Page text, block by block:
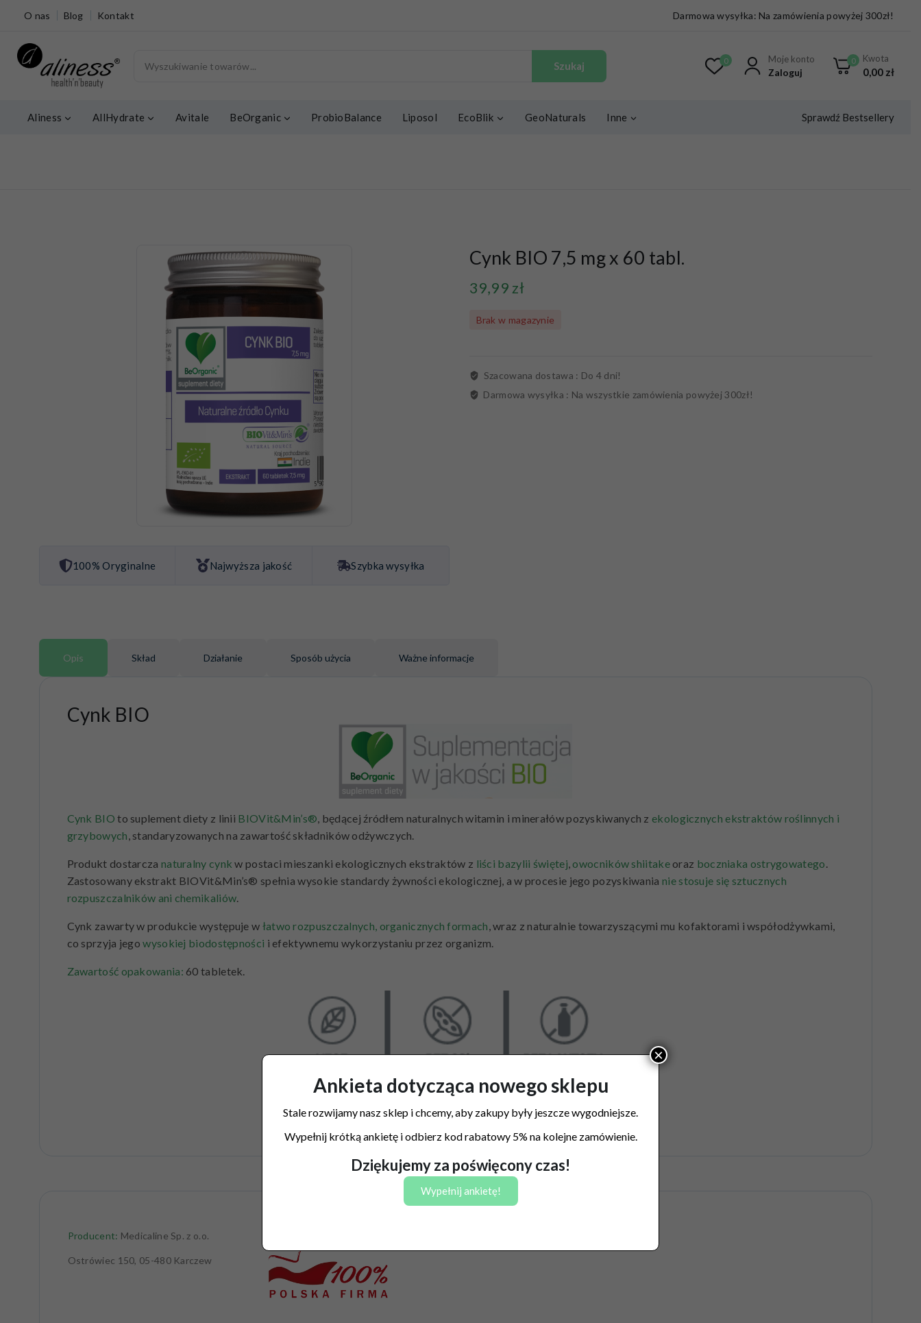
O nas Blog Kontakt Darmowa wysyłka: Na zamówienia powyżej 300zł!
Szukaj 0 Moje konto
Zaloguj
0 Kwota
0,00 zł
Aliness AllHydrate Avitale BeOrganic ProbioBalance Liposol EcoBlik GeoNaturals Inne Sprawdź Bestsellery
100% Oryginalne Najwyższa jakość Szybka wysyłka
Cynk BIO 7,5 mg x 60 tabl.
39,99 zł
Brak w magazynie
Szacowana dostawa : Do 4 dni!
Darmowa wysyłka : Na wszystkie zamówienia powyżej 300zł!
Opis Skład Działanie Sposób użycia Ważne informacje
Cynk BIO
Cynk BIO to suplement diety z linii BIOVit&Min’s®, będącej źródłem naturalnych witamin i minerałów pozyskiwanych z ekologicznych ekstraktów roślinnych i
grzybowych, standaryzowanych na zawartość składników odżywczych.
Produkt dostarcza naturalny cynk w postaci mieszanki ekologicznych ekstraktów z liści bazylii świętej,owocników shiitakeoraz boczniaka ostrygowatego.
Zastosowany ekstrakt BIOVit&Min’s® spełnia wysokie standardy żywności ekologicznej, a w procesie jego pozyskiwania nie stosuje się sztucznych
rozpuszczalników ani chemikaliów.
Cynk zawarty w produkcie występuje w łatwo rozpuszczalnych, organicznych formach, wraz z naturalnie towarzyszącymi mu kofaktorami i współodżywkami,
co sprzyja jegowysokiej biodostępności i efektywnemu wykorzystaniu przez organizm.
Zawartość opakowania: 60 tabletek.
Producent: Medicaline Sp. z o.o.
Ostrówiec 150, 05-480 Karczew
Ankieta dotycząca nowego sklepu
Stale rozwijamy nasz sklep i chcemy, aby zakupy były jeszcze wygodniejsze.
Wypełnij krótką ankietę i odbierz kod rabatowy 5% na kolejne zamówienie.
Dziękujemy za poświęcony czas!
Wypełnij ankietę!
×